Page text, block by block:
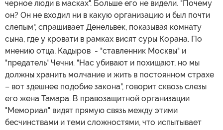
черное люди в масках". Больше его не видели. "Почему
он? Он не входил ни в какую организацию и был почти
слепым", спрашивает Денельвек, показывая комнату
сына, где у кровати в рамках висят суры Корана. По
мнению отца, Кадыров - "ставленник Москвы" и
"предатель" Чечни. "Нас убивают и похищают, но мы
должны хранить молчание и жить в постоянном страхе
– вот здешнее подобие закона", говорит сквозь слезы
его жена Тамара. В правозащитной организации
"Мемориал" видят прямую связь между этими
бесчинствами и теми сложностями, что испытывает